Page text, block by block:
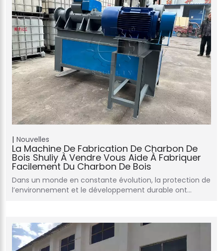
Nouvelles
La Machine De Fabrication De Charbon De
Bois Shuliy À Vendre Vous Aide À Fabriquer
Facilement Du Charbon De Bois
Dans un monde en constante évolution, la protection de
l’environnement et le développement durable ont…